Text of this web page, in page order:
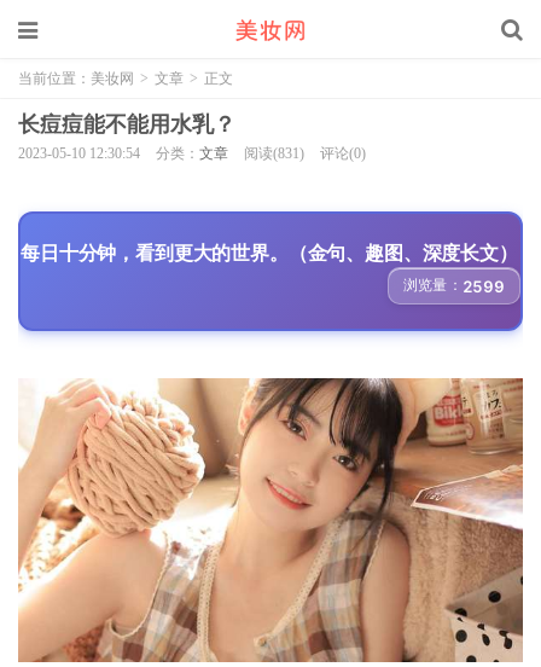
当前位置： 美妆网 > 文章 > 正文
长痘痘能不能用水乳？
2023-05-10 12:30:54 分类： 文章 阅读(831) 评论(0)
每日十分钟，看到更大的世界。（金句、趣图、深度长文）
浏览量： 2599